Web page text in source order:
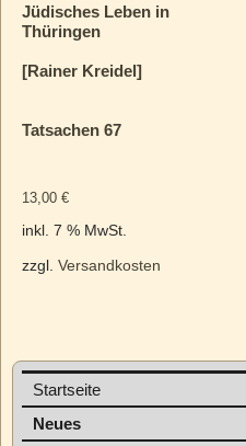
Jüdisches Leben in
Thüringen
[Rainer Kreidel]
Tatsachen 67
13,00 €
inkl. 7 % MwSt.
zzgl. Versandkosten
Startseite
Neues